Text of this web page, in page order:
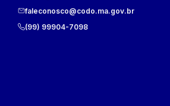
faleconosco@codo.ma.gov.br
(99) 99904-7098